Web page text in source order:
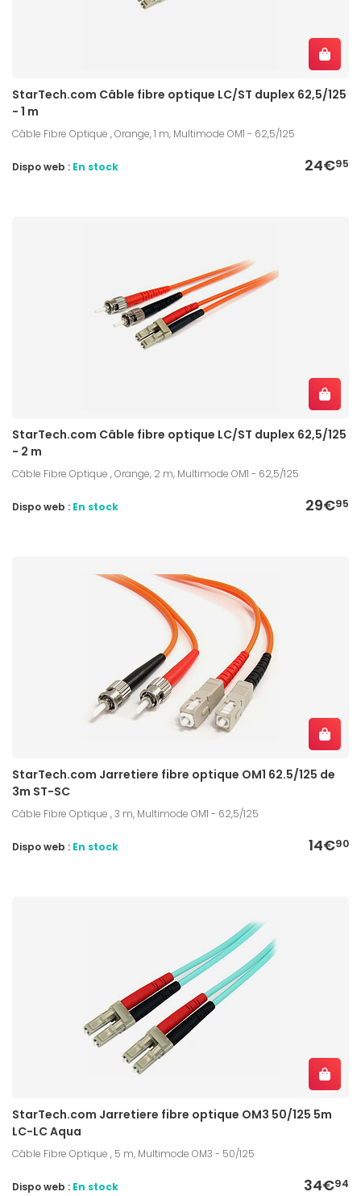
StarTech.com Câble fibre optique LC/ST duplex 62,5/125
- 1 m
Câble Fibre Optique , Orange, 1 m, Multimode OM1 - 62,5/125
24€95
Dispo web : En stock
StarTech.com Câble fibre optique LC/ST duplex 62,5/125
- 2 m
Câble Fibre Optique , Orange, 2 m, Multimode OM1 - 62,5/125
29€95
Dispo web : En stock
StarTech.com Jarretiere fibre optique OM1 62.5/125 de
3m ST-SC
Câble Fibre Optique , 3 m, Multimode OM1 - 62,5/125
14€90
Dispo web : En stock
StarTech.com Jarretiere fibre optique OM3 50/125 5m
LC-LC Aqua
Câble Fibre Optique , 5 m, Multimode OM3 - 50/125
34€94
Dispo web : En stock